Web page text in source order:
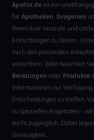
Apolist.de ist ein
fürApotheken, Drogerien
Ihnen eine neutrale und
Einrichtungen zu bieten.
nach den passenden
erleichtern. Bitte beachten
Beratungen oder Produkte
Informationen zur
Entscheidungen zu treffen.
zu speziellen Angeboten –
leicht zugänglich. Dabei
Genauigkeit.